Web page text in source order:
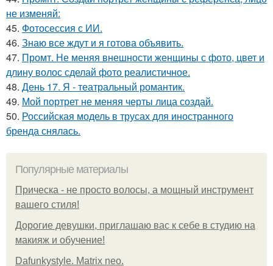
не изменяй:
45. Фотосессия с ИИ.
46. Знаю все ждут и я готова объявить.
47. Промт. Не меняя внешности женщины с фото, цвет и
длину волос сделай фото реалистичное.
48. День 17. Я - театральный романтик.
49. Мой портрет не меняя черты лица создай.
50. Российская модель в трусах для иностранного
бренда снялась.
Популярные материалы
Прическа - не просто волосы, а мощный инструмент
вашего стиля!
Дорогие девушки, приглашаю вас к себе в студию на
макияж и обучение!
Dafunkystyle. Matrix neo.